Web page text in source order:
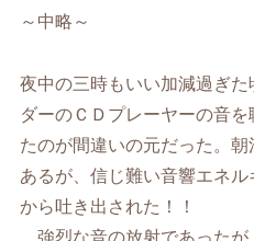
～中略～
夜中の三時もいい加減過ぎ
ダーのＣＤプレーヤーの音
たのが間違いの元だった。
あるが、信じ難い音響エネ
から吐き出された！！